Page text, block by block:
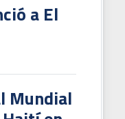
a El
Mundial